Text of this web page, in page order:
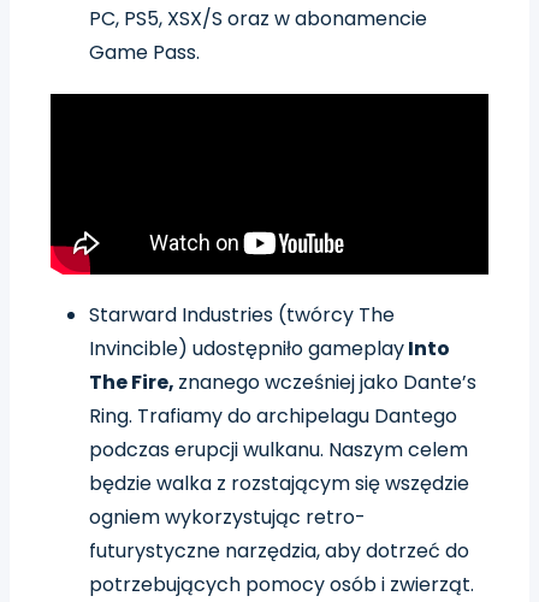
PC, PS5, XSX/S oraz w abonamencie
Game Pass.
Starward Industries (twórcy The
Invincible) udostępniło gameplayInto
The Fire, znanego wcześniej jako Dante’s
Ring. Trafiamy do archipelagu Dantego
podczas erupcji wulkanu. Naszym celem
będzie walka z rozstającym się wszędzie
ogniem wykorzystując retro-
futurystyczne narzędzia, aby dotrzeć do
potrzebujących pomocy osób i zwierząt.